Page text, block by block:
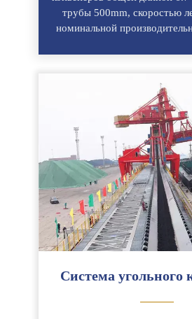
трубы 500mm, скоростью
номинальной
Система угольного
———